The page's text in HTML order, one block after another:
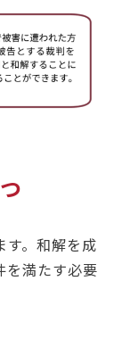
す。和解を成
を満たす必要